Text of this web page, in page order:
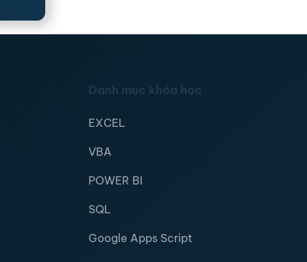
Danh mục khóa học
EXCEL
VBA
POWER BI
SQL
Google Apps Script